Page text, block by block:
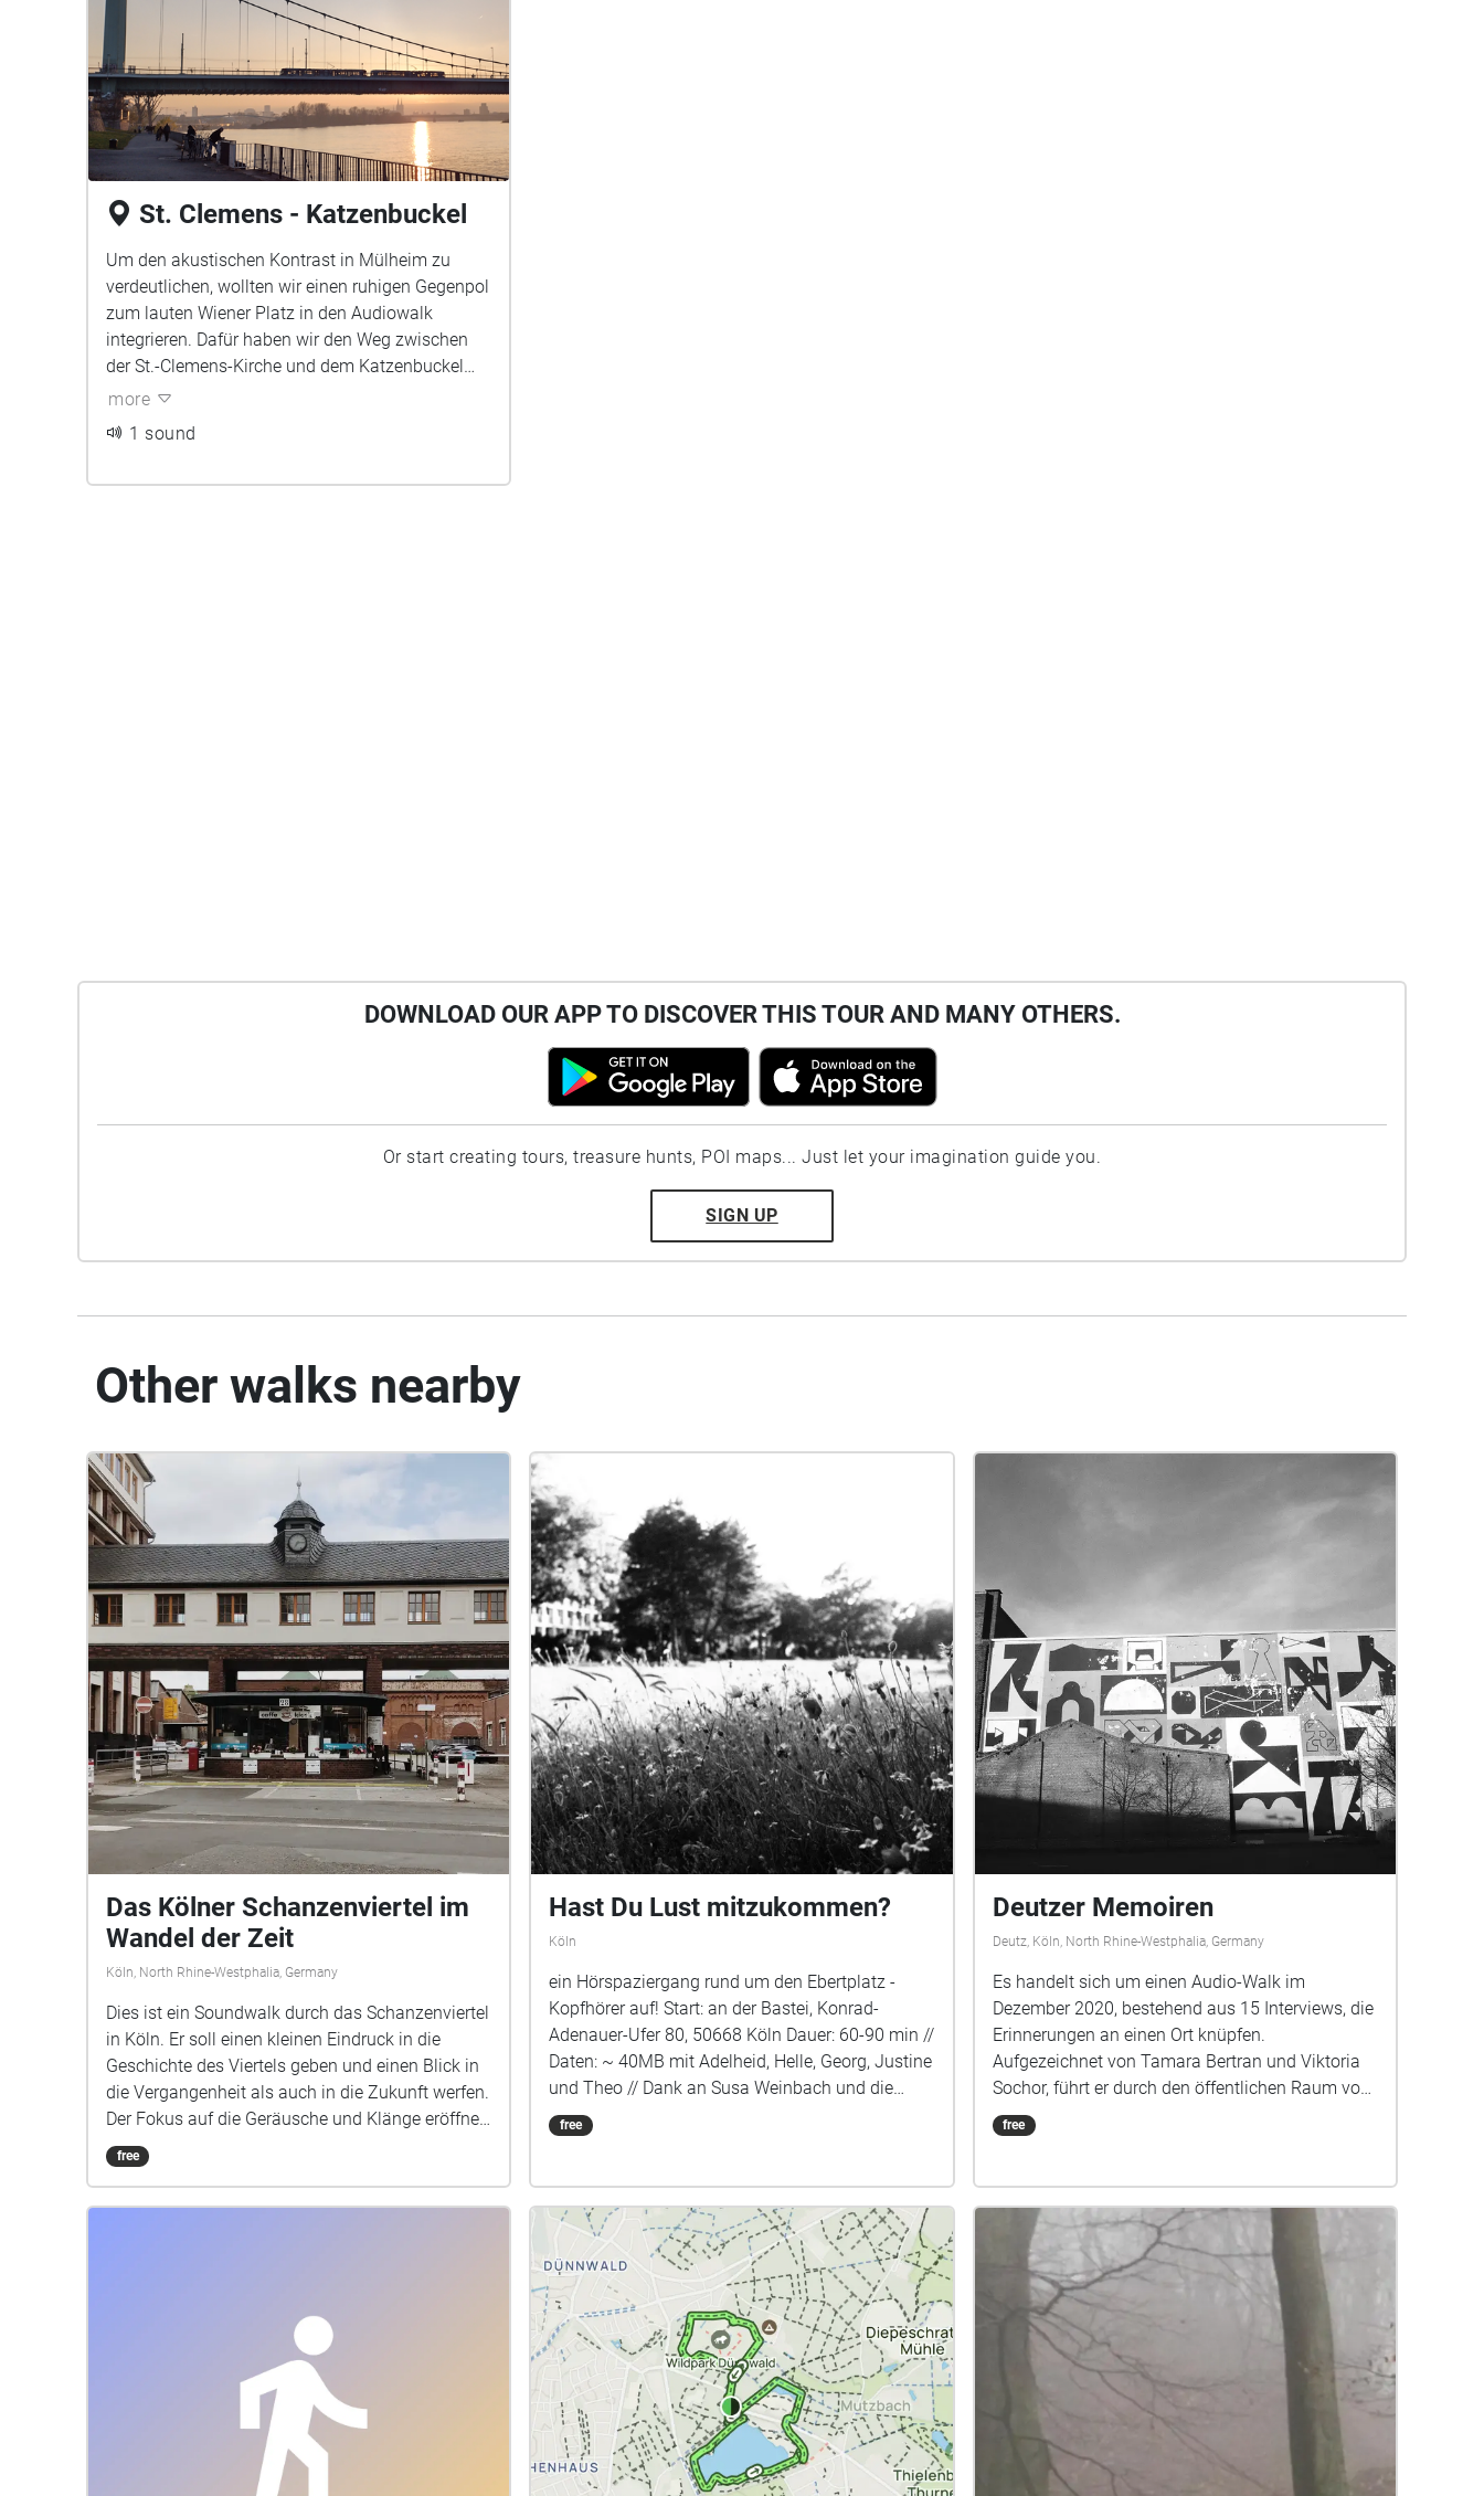
wiedereröffnet und ist seitdem ein Ort zur aktiven
und passiven kulturellen Betätigung für Mülheim.
St. Clemens - Katzenbuckel
Um den akustischen Kontrast in Mülheim zu
verdeutlichen, wollten wir einen ruhigen Gegenpol
zum lauten Wiener Platz in den Audiowalk
integrieren. Dafür haben wir den Weg zwischen
der St.-Clemens-Kirche und dem Katzenbuckel
(Fußgängerbrücke zum Jugendpark) gewählt.
more
1 sound
DOWNLOAD OUR APP TO DISCOVER THIS TOUR AND MANY OTHERS.
Or start creating tours, treasure hunts, POI maps... Just let your imagination guide you.
SIGN UP
Other walks nearby
Das Kölner Schanzenviertel im
Wandel der Zeit
Köln, North Rhine-Westphalia, Germany
Dies ist ein Soundwalk durch das Schanzenviertel
in Köln. Er soll einen kleinen Eindruck in die
Geschichte des Viertels geben und einen Blick in
die Vergangenheit als auch in die Zukunft werfen.
Der Fokus auf die Geräusche und Klänge eröffnen
eine neue, auditive Perspektive, die sonst oft
ignoriert wird. Vor dem Start des eigentlichen
zusätzliche Informationen.
free
Hast Du Lust mitzukommen?
Köln
ein Hörspaziergang rund um den Ebertplatz -
Kopfhörer auf! Start: an der Bastei, Konrad-
Adenauer-Ufer 80, 50668 Köln Dauer: 60-90 min //
Daten: ~ 40MB mit Adelheid, Helle, Georg, Justine
und Theo // Dank an Susa Weinbach und die
MusikerInnen Bernie Schwanitz & die Kölner
Turmbläser / Jura und Stephan vom Hänneschen
Moritz Stahl / Alma Miranda / Martin Schulte
(Jazzgitarre) / Esra Mutlu (Harfe) gefördert durch
ein Künstlerstipendium im Rahmen der NRW-
Corona-Hilfen // (c) 2021
www.andreaslaurenzmaier.de
free
Deutzer Memoiren
Deutz, Köln, North Rhine-Westphalia, Germany
Es handelt sich um einen Audio-Walk im
Dezember 2020, bestehend aus 15 Interviews, die
Erinnerungen an einen Ort knüpfen.
Aufgezeichnet von Tamara Bertran und Viktoria
Sochor, führt er durch den öffentlichen Raum von
Köln Deutz - über eine Strecke von ca. 2,3km und
einer Dauer von ca.45 min. Startpunkt ist der
Ottoplatz.
free